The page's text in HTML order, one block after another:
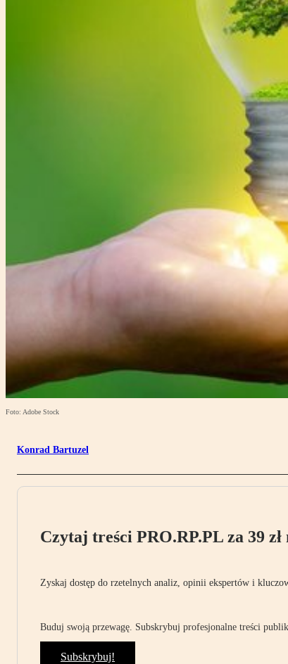
Foto: Adobe Stock
Konrad Bartuzel
Czytaj treści PRO.RP.PL za 39 zł
Zyskaj dostęp do rzetelnych analiz, opinii ekspertów i
Buduj swoją przewagę. Subskrybuj profesjonalne treści
Subskrybuj!